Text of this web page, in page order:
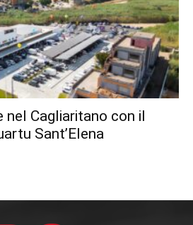
nel Cagliaritano con il
Sant’Elena